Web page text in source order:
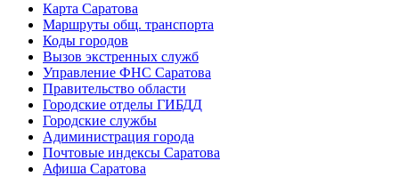
Карта Саратова
Маршруты общ. транспорта
Коды городов
Вызов экстренных служб
Управление ФНС Саратова
Правительство области
Городские отделы ГИБДД
Городские службы
Адиминистрация города
Почтовые индексы Саратова
Афиша Саратова